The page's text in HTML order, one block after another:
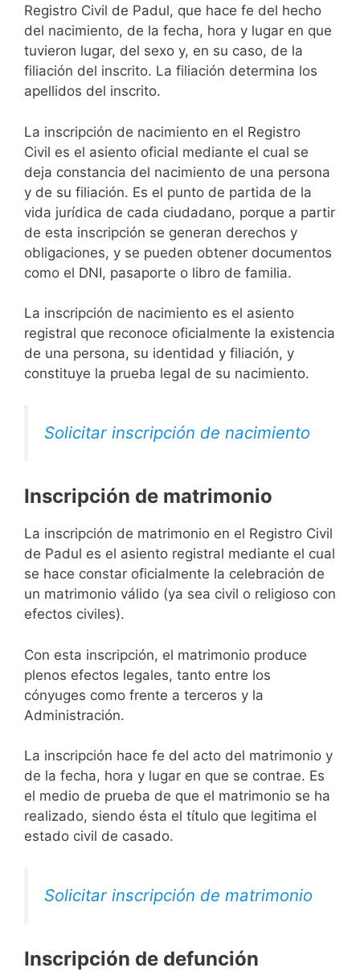
Registro Civil de Padul, que hace fe del hecho
del nacimiento, de la fecha, hora y lugar en que
tuvieron lugar, del sexo y, en su caso, de la
filiación del inscrito. La filiación determina los
apellidos del inscrito.
La inscripción de nacimiento en el Registro
Civil es el asiento oficial mediante el cual se
deja constancia del nacimiento de una persona
y de su filiación. Es el punto de partida de la
vida jurídica de cada ciudadano, porque a partir
de esta inscripción se generan derechos y
obligaciones, y se pueden obtener documentos
como el DNI, pasaporte o libro de familia.
La inscripción de nacimiento es el asiento
registral que reconoce oficialmente la existencia
de una persona, su identidad y filiación, y
constituye la prueba legal de su nacimiento.
Solicitar inscripción de nacimiento
Inscripción de matrimonio
La inscripción de matrimonio en el Registro Civil
de Padul es el asiento registral mediante el cual
se hace constar oficialmente la celebración de
un matrimonio válido (ya sea civil o religioso con
efectos civiles).
Con esta inscripción, el matrimonio produce
plenos efectos legales, tanto entre los
cónyuges como frente a terceros y la
Administración.
La inscripción hace fe del acto del matrimonio y
de la fecha, hora y lugar en que se contrae. Es
el medio de prueba de que el matrimonio se ha
realizado, siendo ésta el título que legitima el
estado civil de casado.
Solicitar inscripción de matrimonio
Inscripción de defunción